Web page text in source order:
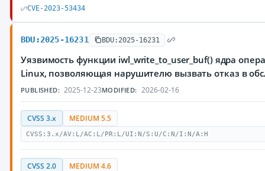
CVE-2023-53434
BDU:2025-16231 BDU:2025-16231
Уязвимость функции iwl_write_to_user_buf() ядра
Linux, позволяющая нарушителю вызвать отказ в
PUBLISHED: 2025-12-23MODIFIED: 2026-02-16
CVSS 3.x MEDIUM 5.5
CVSS:3.x/AV:L/AC:L/PR:L/UI:N/S:U/C:N/I:N/A:H
CVSS 2.0 MEDIUM 4.6